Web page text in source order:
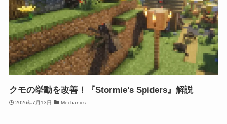
クモの挙動を改善！『Stormie’s Spiders』解説
2026年7月13日 Mechanics